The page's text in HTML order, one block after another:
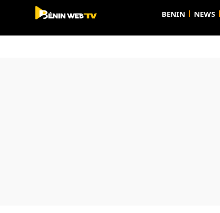
BENIN NEWS